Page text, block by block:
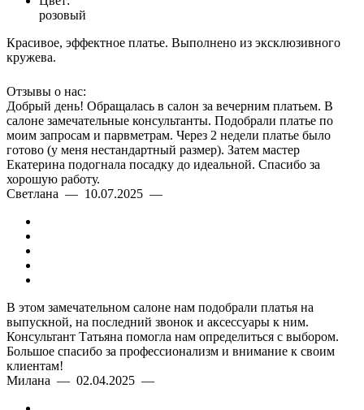
розовый
Красивое, эффектное платье. Выполнено из эксклюзивного
кружева.
Отзывы о нас:
Добрый день! Обращалась в салон за вечерним платьем. В
салоне замечательные консультанты. Подобрали платье по
моим запросам и парвметрам. Через 2 недели платье было
готово (у меня нестандартный размер). Затем мастер
Екатерина подогнала посадку до идеальной. Спасибо за
хорошую работу.
Светлана — 10.07.2025 —
В этом замечательном салоне нам подобрали платья на
выпускной, на последний звонок и аксессуары к ним.
Консультант Татьяна помогла нам определиться с выбором.
Большое спасибо за профессионализм и внимание к своим
клиентам!
Милана — 02.04.2025 —